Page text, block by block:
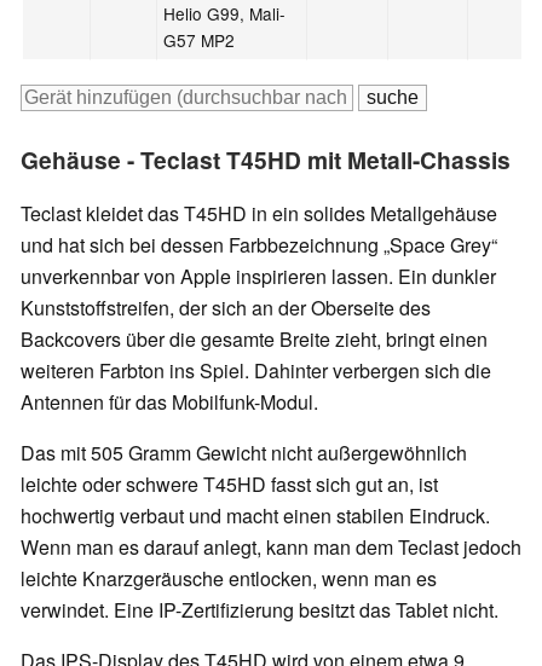
Helio G99, Mali-
G57 MP2
Gehäuse - Teclast T45HD mit Metall-Chassis
Teclast kleidet das T45HD in ein solides Metallgehäuse
und hat sich bei dessen Farbbezeichnung „Space Grey“
unverkennbar von Apple inspirieren lassen. Ein dunkler
Kunststoffstreifen, der sich an der Oberseite des
Backcovers über die gesamte Breite zieht, bringt einen
weiteren Farbton ins Spiel. Dahinter verbergen sich die
Antennen für das Mobilfunk-Modul.
Das mit 505 Gramm Gewicht nicht außergewöhnlich
leichte oder schwere T45HD fasst sich gut an, ist
hochwertig verbaut und macht einen stabilen Eindruck.
Wenn man es darauf anlegt, kann man dem Teclast jedoch
leichte Knarzgeräusche entlocken, wenn man es
verwindet. Eine IP-Zertifizierung besitzt das Tablet nicht.